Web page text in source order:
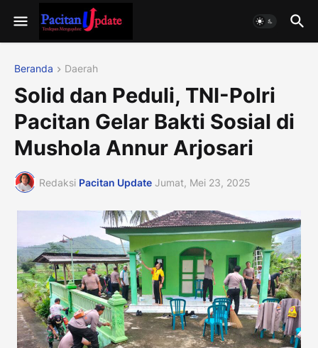
Beranda Daerah
Solid dan Peduli, TNI-Polri
Pacitan Gelar Bakti Sosial di
Mushola Annur Arjosari
Redaksi Pacitan Update Jumat, Mei 23, 2025